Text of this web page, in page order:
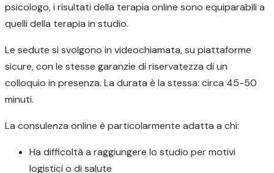
psicologo, i risultati della terapia online sono equiparabili a
quelli della terapia in studio.
Le sedute si svolgono in videochiamata, su piattaforme
sicure, con le stesse garanzie di riservatezza di un
colloquio in presenza. La durata è la stessa: circa 45-50
minuti.
La consulenza online è particolarmente adatta a chi:
Ha difficoltà a raggiungere lo studio per motivi
logistici o di salute